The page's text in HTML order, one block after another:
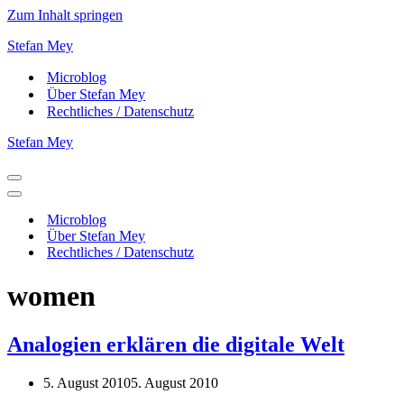
Zum Inhalt springen
Stefan Mey
Microblog
Über Stefan Mey
Rechtliches / Datenschutz
Stefan Mey
Navigationsmenü
Navigationsmenü
Microblog
Über Stefan Mey
Rechtliches / Datenschutz
women
Analogien erklären die digitale Welt
5. August 20105. August 2010